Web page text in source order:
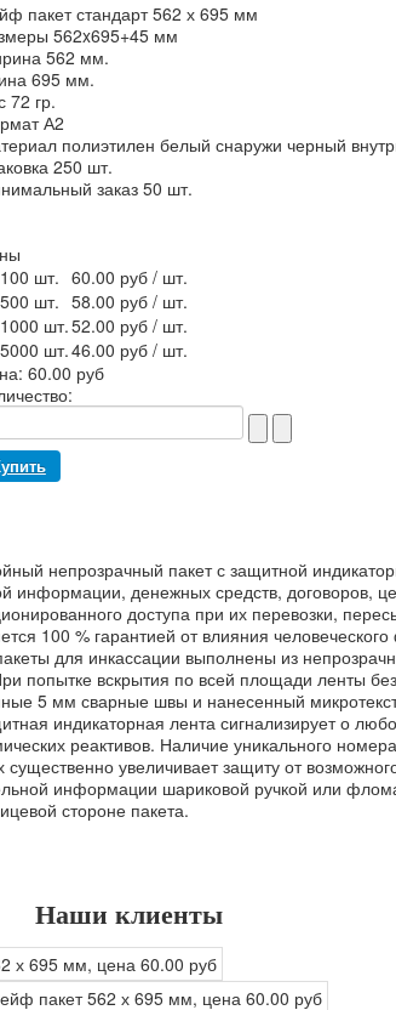
пакет стандарт 562 х 695 мм
562x695+45 мм
562 мм.
695 мм.
72 гр.
А2
полиэтилен белый снаружи черный
250 шт.
заказ 50 шт.
шт. 60.00 руб / шт.
шт. 58.00 руб / шт.
шт.52.00 руб / шт.
шт.46.00 руб / шт.
60.00 руб
непрозрачный пакет с защитной
информации, денежных средств, договоров,
доступа при их перевозки,
100 % гарантией от влияния
для инкассации выполнены из
вскрытия по всей площади ленты
5 мм сварные швы и нанесенный
индикаторная лента сигнализирует о
реактивов. Наличие уникального
увеличивает защиту от
информации шариковой ручкой или
стороне пакета.
Наши клиенты